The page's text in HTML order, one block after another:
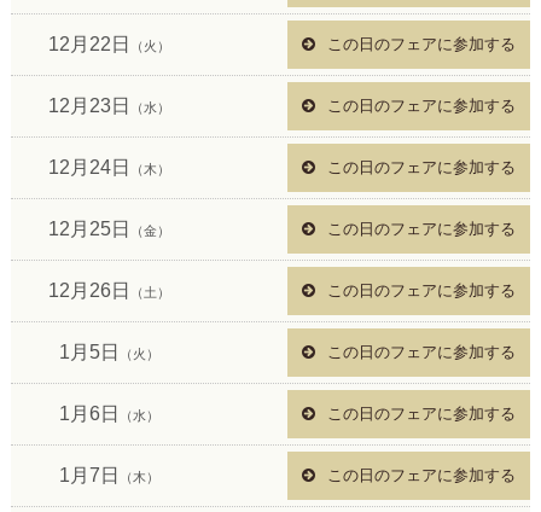
12月22日 （火） この日のフェアに参加する
12月23日 （水） この日のフェアに参加する
12月24日 （木） この日のフェアに参加する
12月25日 （金） この日のフェアに参加する
12月26日 （土） この日のフェアに参加する
1月5日 （火） この日のフェアに参加する
1月6日 （水） この日のフェアに参加する
1月7日 （木） この日のフェアに参加する